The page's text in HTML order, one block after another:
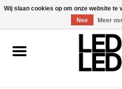
Home
Wij slaan cookies op om onze website te
Nee
Meer